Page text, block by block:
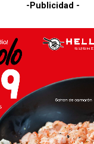
-Publicidad -